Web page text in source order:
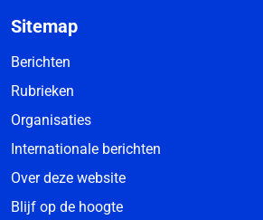
Sitemap
Berichten
Rubrieken
Organisaties
Internationale berichten
Over deze website
Blijf op de hoogte